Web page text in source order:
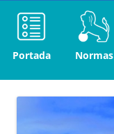
Portada Normas